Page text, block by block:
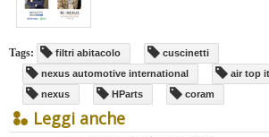
Tags: filtri abitacolo
cuscinetti
nexus automotive international
air top
nexus
HParts coram
Leggi anche